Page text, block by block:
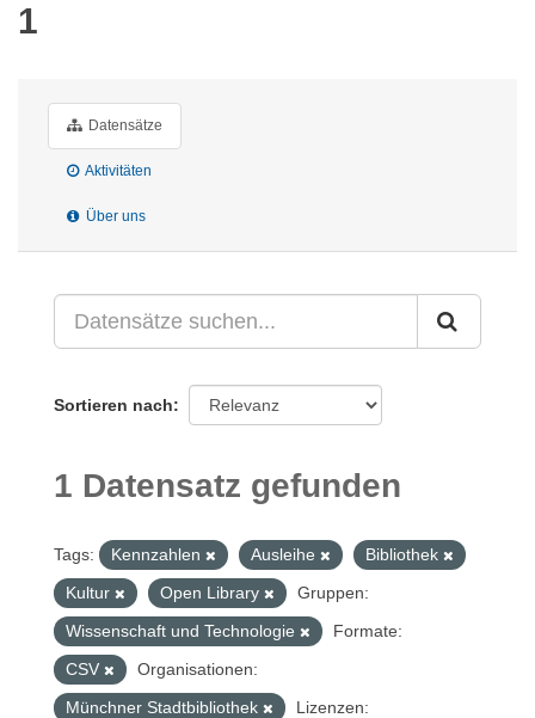
1
Datensätze
Aktivitäten
Über uns
Sortieren nach
1 Datensatz gefunden
Tags: Kennzahlen Ausleihe
Bibliothek
Kultur
Open Library
Gruppen:
Wissenschaft und Technologie
Formate:
CSV
Organisationen:
Münchner Stadtbibliothek
Lizenzen: